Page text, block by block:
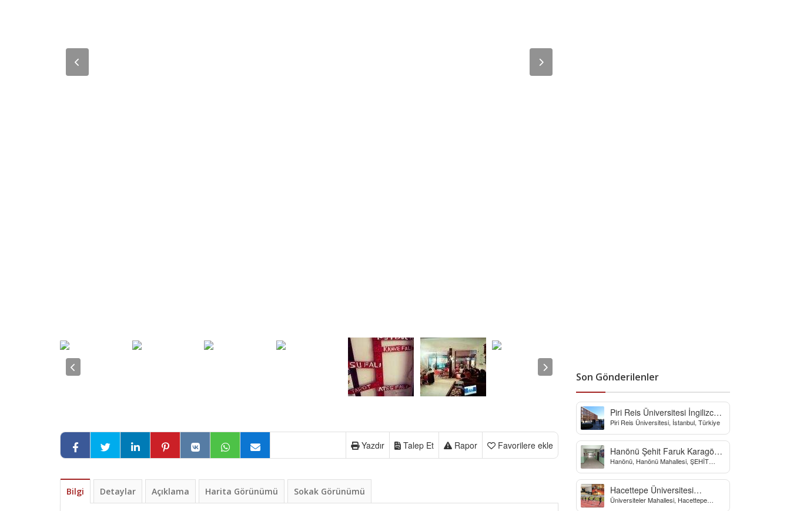
Favorilere ekle
Rapor
Talep Et
Yazdır
Bilgi Detaylar Açıklama Harita Görünümü Sokak Görünümü
Son Gönderilenler
Piri Reis Üniversitesi İngilizce
Hazırlık Bölümü
Piri Reis Üniversitesi, İstanbul, Türkiye
Hanönü Şehit Faruk Karagöz
Yatılı Bölge Ortaokulu
Hanönü, Hanönü Mahallesi, ŞEHİT
Sokak, Kastamonu, Türkiye
Hacettepe Üniversitesi
Biyomekanik Laboratuvarı
Üniversiteler Mahallesi, Hacettepe